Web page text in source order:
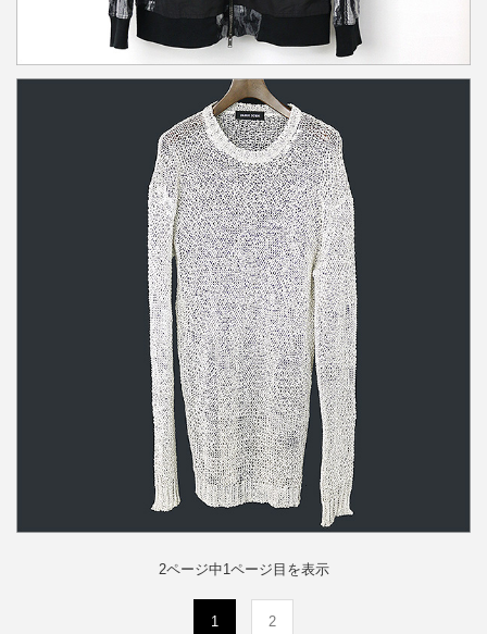
DAMIR DOMA 透かし編みクルーネックロングニット
詳しく見る
2ページ中1ページ目を表示
1 2